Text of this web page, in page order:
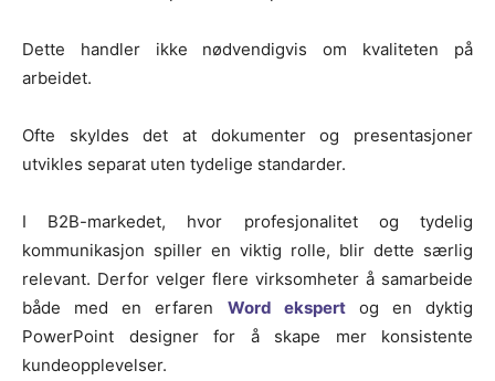
Dette handler ikke nødvendigvis om kvaliteten på
arbeidet.
Ofte skyldes det at dokumenter og presentasjoner
utvikles separat uten tydelige standarder.
I B2B-markedet, hvor profesjonalitet og tydelig
kommunikasjon spiller en viktig rolle, blir dette særlig
relevant. Derfor velger flere virksomheter å samarbeide
både med en erfaren Word ekspertog en dyktig
PowerPoint designer for å skape mer konsistente
kundeopplevelser.